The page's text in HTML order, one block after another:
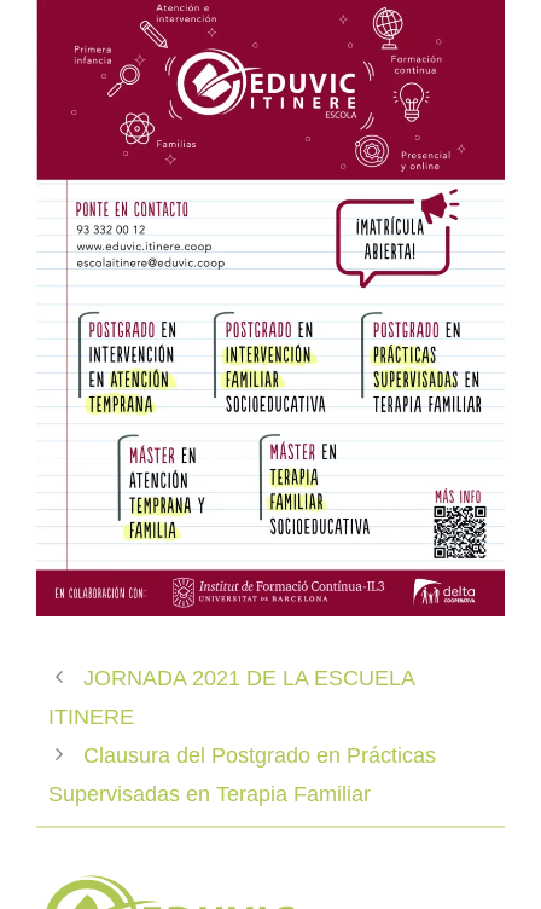
JORNADA 2021 DE LA ESCUELA
ITINERE
Clausura del Postgrado en Prácticas
Supervisadas en Terapia Familiar